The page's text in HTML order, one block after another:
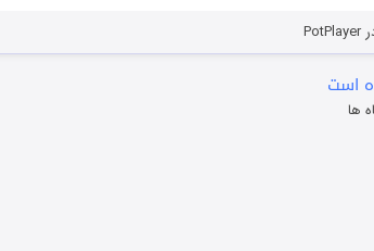
است
ها